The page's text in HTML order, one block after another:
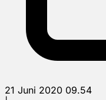
21 Juni 2020 09.54